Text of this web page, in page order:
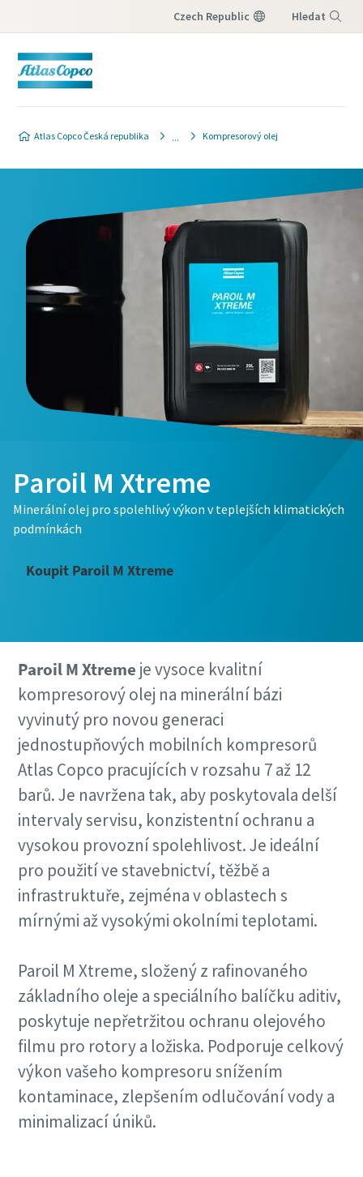
Czech Republic Hledat
Atlas Copco Česká republika Kompresorový olej
Paroil M Xtreme
Minerální olej pro spolehlivý výkon v teplejších klimatických
podmínkách
Koupit Paroil M Xtreme
Paroil M Xtreme je vysoce kvalitní
kompresorový olej na minerální bázi
vyvinutý pro novou generaci
jednostupňových mobilních kompresorů
Atlas Copco pracujících v rozsahu 7 až 12
barů. Je navržena tak, aby poskytovala delší
intervaly servisu, konzistentní ochranu a
vysokou provozní spolehlivost. Je ideální
pro použití ve stavebnictví, těžbě a
infrastruktuře, zejména v oblastech s
mírnými až vysokými okolními teplotami.
Paroil M Xtreme, složený z rafinovaného
základního oleje a speciálního balíčku aditiv,
poskytuje nepřetržitou ochranu olejového
filmu pro rotory a ložiska. Podporuje celkový
výkon vašeho kompresoru snížením
kontaminace, zlepšením odlučování vody a
minimalizací úniků.